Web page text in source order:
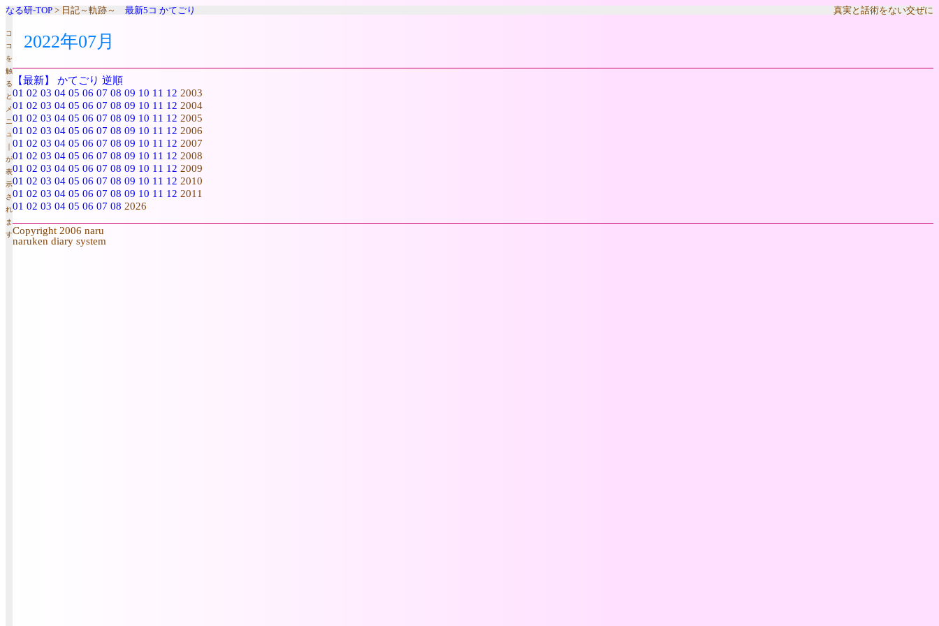
なる研-TOP > 日記～軌跡～ 最新5コ かてごり 真実と話術をない交ぜに
コ
コ
を
触
る
と
メ
ニ
ュ
｜
が
表
示
さ
れ
ま
す
2022年07月
【最新】 かてごり 逆順
01 02 03 04 05 06 07 08 09 10 11 12 2003
01 02 03 04 05 06 07 08 09 10 11 12 2004
01 02 03 04 05 06 07 08 09 10 11 12 2005
01 02 03 04 05 06 07 08 09 10 11 12 2006
01 02 03 04 05 06 07 08 09 10 11 12 2007
01 02 03 04 05 06 07 08 09 10 11 12 2008
01 02 03 04 05 06 07 08 09 10 11 12 2009
01 02 03 04 05 06 07 08 09 10 11 12 2010
01 02 03 04 05 06 07 08 09 10 11 12 2011
01 02 03 04 05 06 07 08 2026
Copyright 2006 naru
naruken diary system